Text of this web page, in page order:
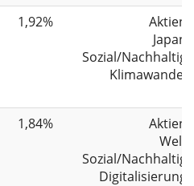
1,92%
Aktien
Japan
Sozial/Nachhaltig
Klimawandel
1,84%
Aktien
Welt
Sozial/Nachhaltig
Digitalisierung